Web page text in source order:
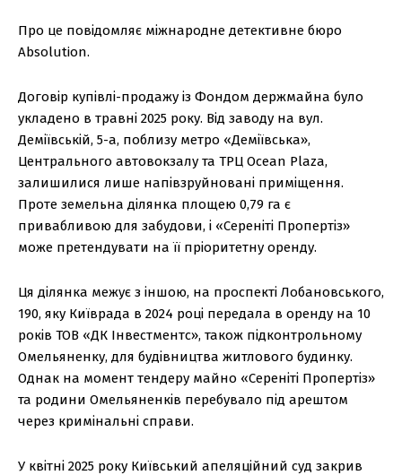
Про це повідомляє міжнародне детективне бюро
Absolution.
Договір купівлі-продажу із Фондом держмайна було
укладено в травні 2025 року. Від заводу на вул.
Деміївській, 5-а, поблизу метро «Деміївська»,
Центрального автовокзалу та ТРЦ Ocean Plaza,
залишилися лише напівзруйновані приміщення.
Проте земельна ділянка площею 0,79 га є
привабливою для забудови, і «Сереніті Пропертіз»
може претендувати на її пріоритетну оренду.
Ця ділянка межує з іншою, на проспекті Лобановського,
190, яку Київрада в 2024 році передала в оренду на 10
років ТОВ «ДК Інвестментс», також підконтрольному
Омельяненку, для будівництва житлового будинку.
Однак на момент тендеру майно «Сереніті Пропертіз»
та родини Омельяненків перебувало під арештом
через кримінальні справи.
У квітні 2025 року Київський апеляційний суд закрив